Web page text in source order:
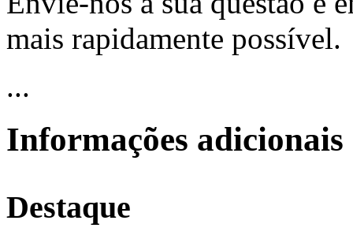
mais rapidamente possível.
...
Informações adicionais
Destaque